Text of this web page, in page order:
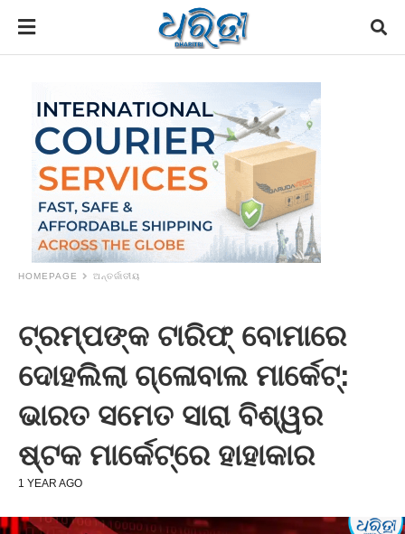
HOMEPAGE ଅନ୍ତର୍ଜାତୀୟ
ଟ୍ରମ୍ପଙ୍କ ଟାରିଫ୍‌ ବୋମାରେ
ଦୋହଲିଲା ଗ୍ଳୋବାଲ ମାର୍କେଟ୍‌:
ଭାରତ ସମେତ ସାରା ବିଶ୍ୱର
ଷ୍ଟକ ମାର୍କେଟ୍‌ରେ ହାହାକାର
1 YEAR AGO